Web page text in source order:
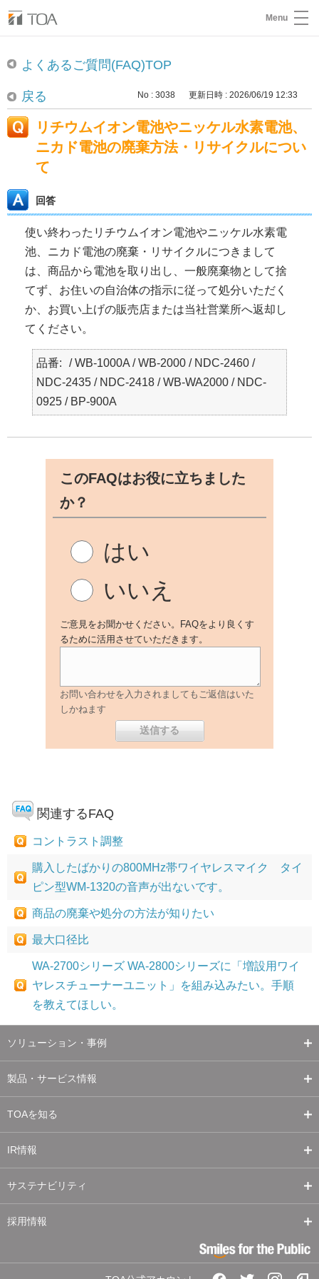
Menu
よくあるご質問(FAQ)TOP
戻る No : 3038 更新日時 : 2026/06/19 12:33
リチウムイオン電池やニッケル水素電池、
ニカド電池の廃棄方法・リサイクルについ
て
回答
使い終わったリチウムイオン電池やニッケル水素電
池、ニカド電池の廃棄・リサイクルにつきまして
は、商品から電池を取り出し、一般廃棄物として捨
てず、お住いの自治体の指示に従って処分いただく
か、お買い上げの販売店または当社営業所へ返却し
てください。
品番
/ WB-1000A / WB-2000 / NDC-2460 /
NDC-2435 / NDC-2418 / WB-WA2000 / NDC-
0925 / BP-900A
このFAQはお役に立ちました
か？
はい
いいえ
ご意見をお聞かせください。FAQをより良くす
るために活用させていただきます。
お問い合わせを入力されましてもご返信はいた
しかねます
関連するFAQ
コントラスト調整
購入したばかりの800MHz帯ワイヤレスマイク タイ
ピン型WM-1320の音声が出ないです。
商品の廃棄や処分の方法が知りたい
最大口径比
WA-2700シリーズ WA-2800シリーズに「増設用ワイ
ヤレスチューナーユニット」を組み込みたい。手順
を教えてほしい。
ソリューション・事例
製品・サービス情報
TOAを知る
IR情報
サステナビリティ
採用情報